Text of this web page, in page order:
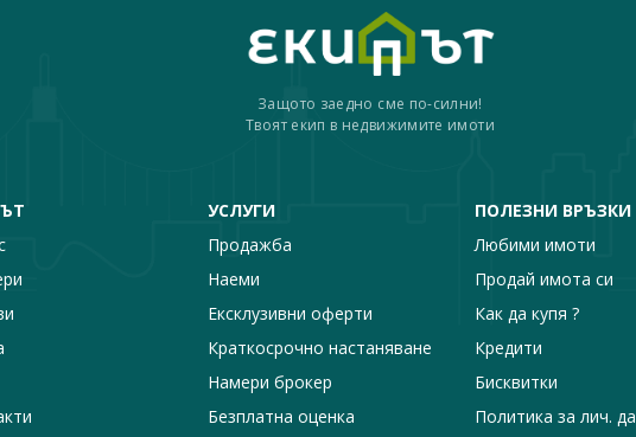
Защото заедно сме по-силни!
Твоят екип в недвижимите имоти
УСЛУГИ
Продажба
Наеми
Ексклузивни оферти
Краткосрочно настаняване
Намери брокер
Безплатна оценка
ПОЛЕЗНИ ВРЪЗКИ
Любими имоти
Продай имота си
Как да купя ?
Кредити
Бисквитки
Политика за лич.